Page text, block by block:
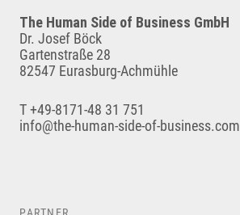
The Human Side of Business GmbH
Dr. Josef Böck
Gartenstraße 28
82547 Eurasburg-Achmühle
T +49-8171-48 31 751
info@the-human-side-of-business.com
PARTNER